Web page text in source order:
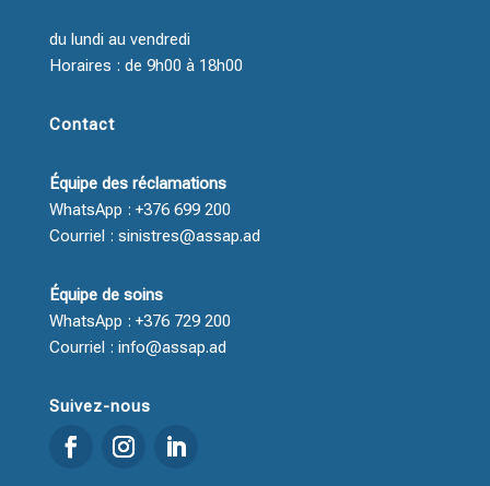
du lundi au vendredi
Horaires : de 9h00 à 18h00
Contact
Équipe des réclamations
WhatsApp : +376 699 200
Courriel : sinistres@assap.ad
Équipe de soins
WhatsApp : +376 729 200
Courriel : info@assap.ad
Suivez-nous